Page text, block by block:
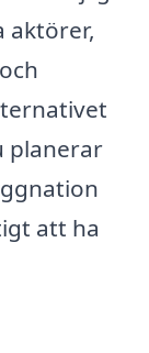
aktörer,
planerar
att ha